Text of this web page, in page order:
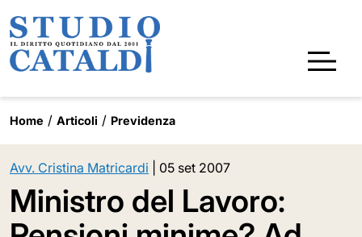
Home Articoli Previdenza
Avv. Cristina Matricardi 05 set 2007
Ministro del Lavoro: